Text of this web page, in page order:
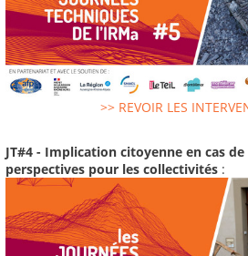
>> REVOIR LES
JT#4 - Implication citoyenne en cas
perspectives pour les collectivités :